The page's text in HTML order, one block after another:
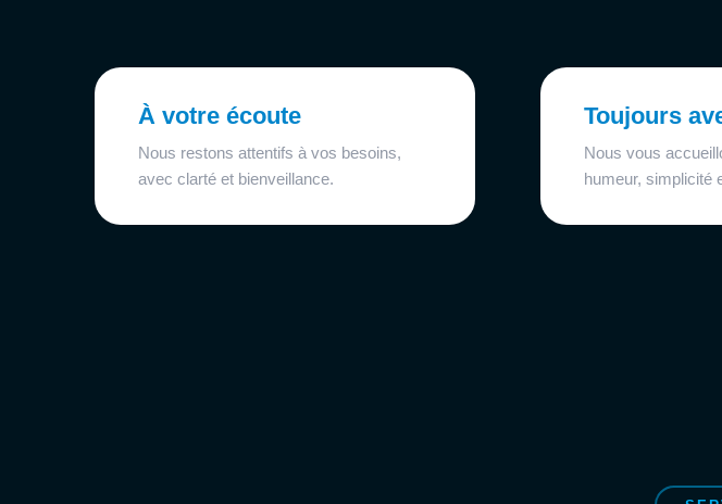
À votre écoute
Nous restons attentifs à vos besoins,
avec clarté et bienveillance.
Toujours
Nous vous
humeur, simplicité